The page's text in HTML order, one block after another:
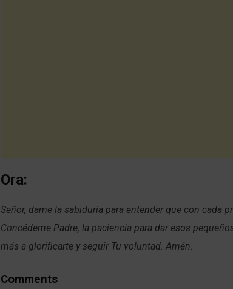
Ora:
Señor, dame la sabiduría para entender que con cada
Concédeme Padre, la paciencia para dar esos
más a glorificarte y seguir Tu voluntad. Amén.
Comments